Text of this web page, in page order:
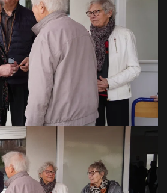
VOIR EN GRAND